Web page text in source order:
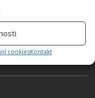
cookiesKontakt
zemědělské
V podstatě vše, co je
j...[Více o autorovi]